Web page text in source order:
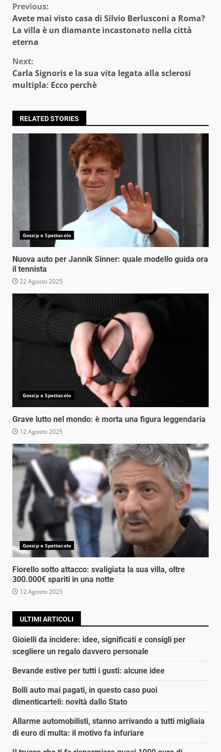
Continue
Reading
Previous:
Avete mai visto casa di Silvio Berlusconi a Roma?
La villa è un diamante incastonato nella città
eterna
Next:
Carla Signoris e la sua vita legata alla sclerosi
multipla: Ecco perchè
RELATED STORIES
Gossip e Spettacolo
Nuova auto per Jannik Sinner: quale modello guida ora
il tennista
22 Agosto 2025
Gossip e Spettacolo
Grave lutto nel mondo: è morta una figura leggendaria
12 Agosto 2025
Gossip e Spettacolo
Fiorello sotto attacco: svaligiata la sua villa, oltre
300.000€ spariti in una notte
12 Agosto 2025
ULTIMI ARTICOLI
Gioielli da incidere: idee, significati e consigli per
scegliere un regalo davvero personale
Bevande estive per tutti i gusti: alcune idee
Bolli auto mai pagati, in questo caso puoi
dimenticarteli: novità dallo Stato
Allarme automobilisti, stanno arrivando a tutti migliaia
di euro di multa: il motivo fa infuriare